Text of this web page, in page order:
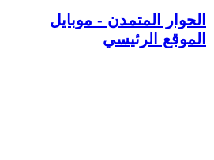
الحوار المتمدن - موبايل
الموقع الرئيسي